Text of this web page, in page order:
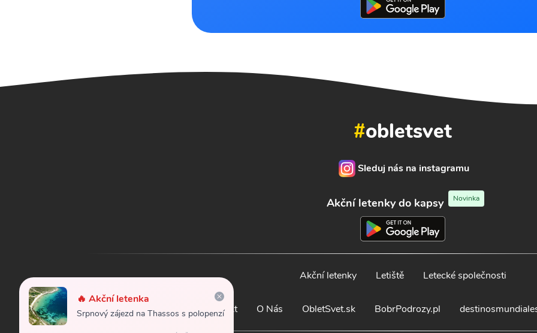
🔥 Akční letenka
Srpnový zájezd na Thassos s polopenzí
#obletsvet
Sleduj nás na instagramu
Akční letenky do kapsy Novinka
Akční letenky Letiště Letecké společnosti
Letenky Kontakt O Nás ObletSvet.sk BobrPodrozy.pl